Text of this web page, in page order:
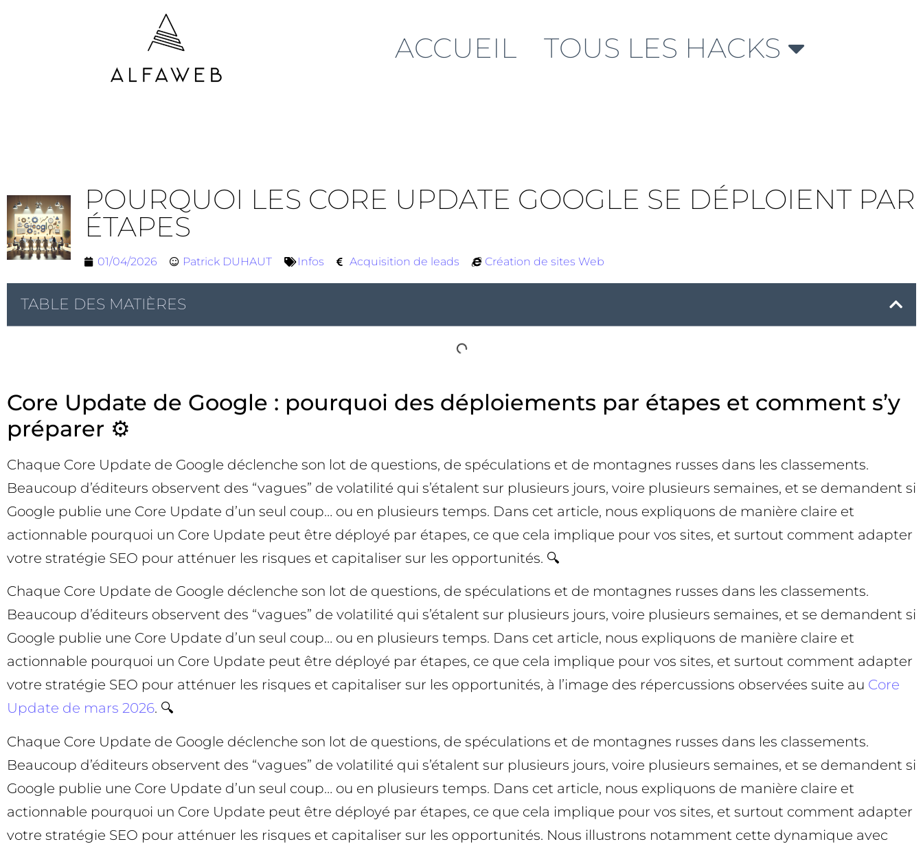
ACCUEIL TOUS LES HACKS
POURQUOI LES CORE UPDATE GOOGLE SE DÉPLOIENT PAR
ÉTAPES
01/04/2026 Patrick DUHAUT Infos Acquisition de leads Création de sites Web
TABLE DES MATIÈRES
Core Update de Google : pourquoi des déploiements par étapes et comment s’y
préparer ⚙️
Chaque Core Update de Google déclenche son lot de questions, de spéculations et de montagnes russes dans les classements.
Beaucoup d’éditeurs observent des “vagues” de volatilité qui s’étalent sur plusieurs jours, voire plusieurs semaines, et se demandent si
Google publie une Core Update d’un seul coup… ou en plusieurs temps. Dans cet article, nous expliquons de manière claire et
actionnable pourquoi un Core Update peut être déployé par étapes, ce que cela implique pour vos sites, et surtout comment adapter
votre stratégie SEO pour atténuer les risques et capitaliser sur les opportunités. 🔍
Chaque Core Update de Google déclenche son lot de questions, de spéculations et de montagnes russes dans les classements.
Beaucoup d’éditeurs observent des “vagues” de volatilité qui s’étalent sur plusieurs jours, voire plusieurs semaines, et se demandent si
Google publie une Core Update d’un seul coup… ou en plusieurs temps. Dans cet article, nous expliquons de manière claire et
actionnable pourquoi un Core Update peut être déployé par étapes, ce que cela implique pour vos sites, et surtout comment adapter
votre stratégie SEO pour atténuer les risques et capitaliser sur les opportunités, à l’image des répercussions observées suite au Core
Update de mars 2026. 🔍
Chaque Core Update de Google déclenche son lot de questions, de spéculations et de montagnes russes dans les classements.
Beaucoup d’éditeurs observent des “vagues” de volatilité qui s’étalent sur plusieurs jours, voire plusieurs semaines, et se demandent si
Google publie une Core Update d’un seul coup… ou en plusieurs temps. Dans cet article, nous expliquons de manière claire et
actionnable pourquoi un Core Update peut être déployé par étapes, ce que cela implique pour vos sites, et surtout comment adapter
votre stratégie SEO pour atténuer les risques et capitaliser sur les opportunités. Nous illustrons notamment cette dynamique avec